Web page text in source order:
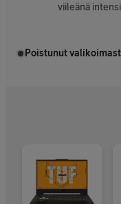
viileänä
Poistunut